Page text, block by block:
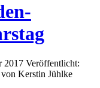
2017 Veröffentlicht:
Kerstin Jühlke